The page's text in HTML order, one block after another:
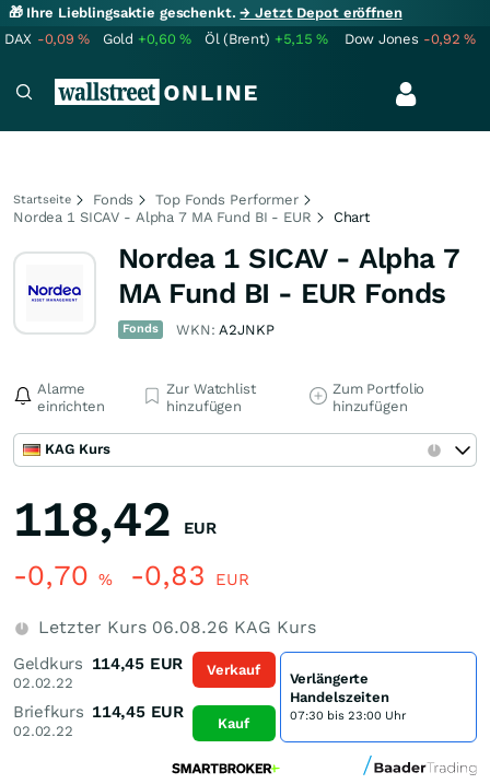
🎁 Ihre Lieblingsaktie geschenkt.→ Jetzt Depot eröffnen
DAX -0,09% Gold +0,60% Öl (Brent) +5,15% Dow Jones -0,92%
Startseite Fonds
Top Fonds Performer
Nordea 1 SICAV - Alpha 7 MA Fund BI - EUR
Chart
Nordea 1 SICAV - Alpha 7
MA Fund BI - EUR Fonds
Fonds WKN:A2JNKP
Alarme
einrichten
Zur Watchlist
hinzufügen
Zum Portfolio
hinzufügen
KAG Kurs
118,42 EUR
-0,70 % -0,83 EUR
Letzter Kurs 06.08.26 KAG Kurs
Geldkurs
02.02.22
114,45 EUR
Briefkurs
02.02.22
114,45 EUR
Verkauf
Kauf
Verlängerte
Handelszeiten
07:30 bis 23:00 Uhr